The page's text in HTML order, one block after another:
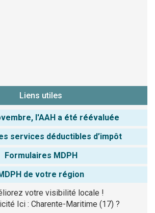
Liens utiles
l'AAH a été réévaluée
services déductibles d’impôt
Formulaires MDPH
de votre région
votre visibilité locale !
Ici : Charente-Maritime (17) ?